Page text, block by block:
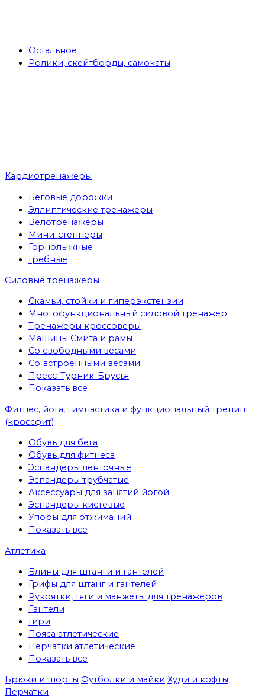
Остальное
Ролики, скейтборды, самокаты
Кардиотренажеры
Беговые дорожки
Эллиптические тренажеры
Велотренажеры
Мини-степперы
Горнолыжные
Гребные
Cиловые тренажеры
Скамьи, стойки и гиперэкстензии
Многофункциональный силовой тренажер
Тренажеры кроссоверы
Машины Смита и рамы
Со свободными весами
Со встроенными весами
Пресс-Турник-Брусья
Показать все
Фитнес, йога, гимнастика и функциональный тренинг
(кроссфит)
Обувь для бега
Обувь для фитнеса
Эспандеры ленточные
Эспандеры трубчатые
Аксессуары для занятий йогой
Эспандеры кистевые
Упоры для отжиманий
Показать все
Атлетика
Блины для штанги и гантелей
Грифы для штанг и гантелей
Рукоятки, тяги и манжеты для тренажеров
Гантели
Гири
Пояса атлетические
Перчатки атлетические
Показать все
Брюки и шорты Футболки и майки Худи и кофты
Перчатки